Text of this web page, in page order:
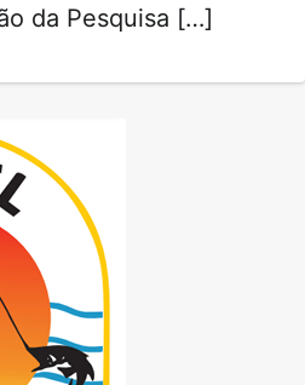
da Pesquisa […]